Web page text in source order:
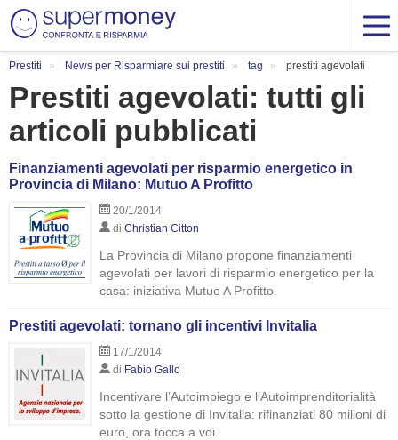
Prestiti News per Risparmiare sui prestiti tag prestiti agevolati
Prestiti agevolati: tutti gli
articoli pubblicati
Finanziamenti agevolati per risparmio energetico in
Provincia di Milano: Mutuo A Profitto
20/1/2014
di Christian Citton
La Provincia di Milano propone finanziamenti
agevolati per lavori di risparmio energetico per la
casa: iniziativa Mutuo A Profitto.
Prestiti agevolati: tornano gli incentivi Invitalia
17/1/2014
di Fabio Gallo
Incentivare l’Autoimpiego e l’Autoimprenditorialità
sotto la gestione di Invitalia: rifinanziati 80 milioni di
euro, ora tocca a voi.